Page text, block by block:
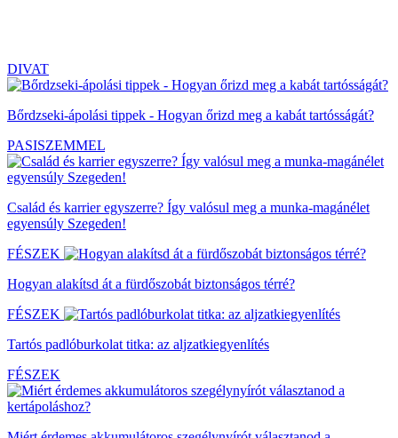
DIVAT
Bőrdzseki-ápolási tippek - Hogyan őrizd meg a kabát tartósságát?
PASISZEMMEL
Család és karrier egyszerre? Így valósul meg a munka-magánélet
egyensúly Szegeden!
FÉSZEK
Hogyan alakítsd át a fürdőszobát biztonságos térré?
FÉSZEK
Tartós padlóburkolat titka: az aljzatkiegyenlítés
FÉSZEK